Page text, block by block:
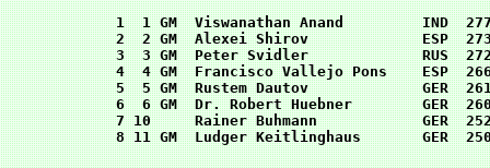
1  1 GM  Viswanathan Anand         IND
2  2 GM  Alexei Shirov             ESP
3  3 GM  Peter Svidler             RUS
4  4 GM  Francisco Vallejo Pons    ESP
5  5 GM  Rustem Dautov             GER
6  6 GM  Dr. Robert Huebner        GER
7 10     Rainer Buhmann            GER